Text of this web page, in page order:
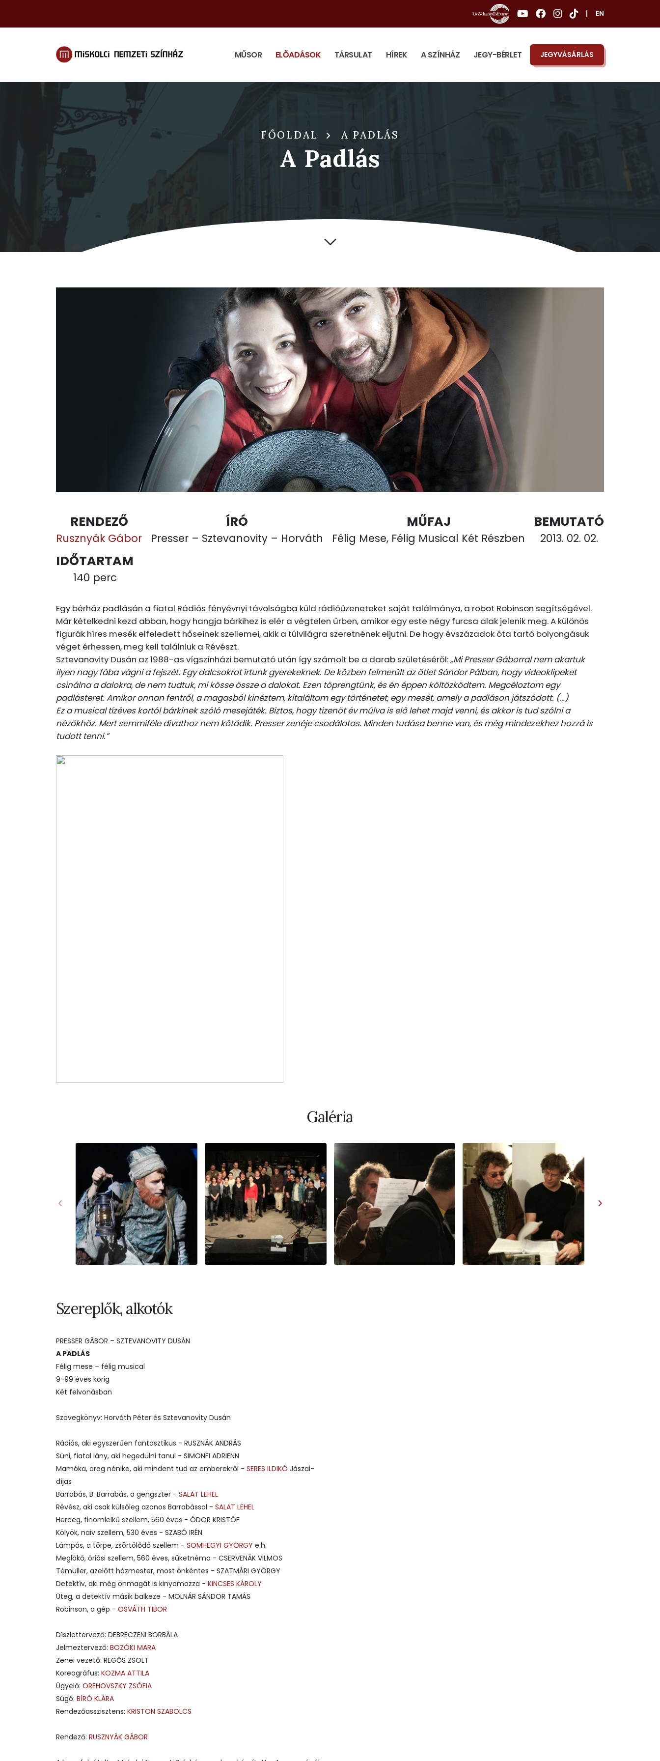
EN
MŰSOR ELŐADÁSOK TÁRSULAT HÍREK A SZÍNHÁZ JEGY-BÉRLET JEGYVÁSÁRLÁS
FŐOLDAL A PADLÁS
A Padlás
RENDEZŐ
Rusznyák Gábor
ÍRÓ
Presser – Sztevanovity – Horváth
MŰFAJ
Félig Mese, Félig Musical Két Részben
BEMUTATÓ
2013. 02. 02.
IDŐTARTAM
140 perc
Egy bérház padlásán a fiatal Rádiós fényévnyi távolságba küld rádióüzeneteket saját találmánya, a robot Robinson segítségével.
Már kételkedni kezd abban, hogy hangja bárkihez is elér a végtelen űrben, amikor egy este négy furcsa alak jelenik meg. A különös
figurák híres mesék elfeledett hőseinek szellemei, akik a túlvilágra szeretnének eljutni. De hogy évszázadok óta tartó bolyongásuk
véget érhessen, meg kell találniuk a Révészt.
Sztevanovity Dusán az 1988-as vígszínházi bemutató után így számolt be a darab születéséről:„Mi Presser Gáborral nem akartuk
ilyen nagy fába vágni a fejszét. Egy dalcsokrot írtunk gyerekeknek. De közben felmerült az ötlet Sándor Pálban, hogy videoklipeket
csinálna a dalokra, de nem tudtuk, mi kösse össze a dalokat. Ezen töprengtünk, és én éppen költözködtem. Megcéloztam egy
padlásteret. Amikor onnan fentről, a magasból kinéztem, kitaláltam egy történetet, egy mesét, amely a padláson játszódott. (…)
Ez a musical tízéves kortól bárkinek szóló mesejáték. Biztos, hogy tizenöt év múlva is elő lehet majd venni, és akkor is tud szólni a
nézőkhöz. Mert semmiféle divathoz nem kötődik. Presser zenéje csodálatos. Minden tudása benne van, és még mindezekhez hozzá is
tudott tenni.”
Galéria
Szereplők, alkotók
PRESSER GÁBOR – SZTEVANOVITY DUSÁN
A PADLÁS
Félig mese – félig musical
9-99 éves korig
Két felvonásban
Szövegkönyv: Horváth Péter és Sztevanovity Dusán
Rádiós, aki egyszerűen fantasztikus - RUSZNÁK ANDRÁS
Süni, fiatal lány, aki hegedülni tanul - SIMONFI ADRIENN
Mamóka, öreg nénike, aki mindent tud az emberekről - SERES ILDIKÓ Jászai-
díjas
Barrabás, B. Barrabás, a gengszter - SALAT LEHEL
Révész, aki csak külsőleg azonos Barrabással - SALAT LEHEL
Herceg, finomlelkű szellem, 560 éves - ÓDOR KRISTÓF
Kölyök, naiv szellem, 530 éves - SZABÓ IRÉN
Lámpás, a törpe, zsörtölődő szellem - SOMHEGYI GYÖRGY e.h.
Meglökő, óriási szellem, 560 éves, süketnéma - CSERVENÁK VILMOS
Témüller, azelőtt házmester, most önkéntes - SZATMÁRI GYÖRGY
Detektív, aki még önmagát is kinyomozza - KINCSES KÁROLY
Üteg, a detektív másik balkeze - MOLNÁR SÁNDOR TAMÁS
Robinson, a gép - OSVÁTH TIBOR
Díszlettervező: DEBRECZENI BORBÁLA
Jelmeztervező: BOZÓKI MARA
Zenei vezető: REGŐS ZSOLT
Koreográfus: KOZMA ATTILA
Ügyelő: OREHOVSZKY ZSÓFIA
Súgó: BÍRÓ KLÁRA
Rendezőasszisztens: KRISTON SZABOLCS
Rendező: RUSZNYÁK GÁBOR